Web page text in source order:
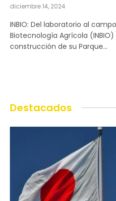
diciembre 14, 2024
INBIO: Del laboratorio al
Biotecnología Agrícola
construcción de su Parque…
Destacados